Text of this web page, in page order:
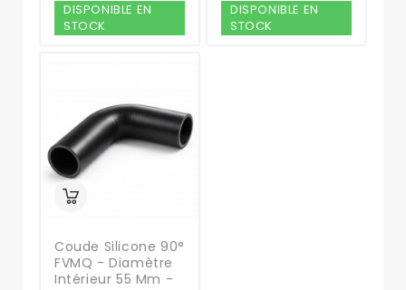
DISPONIBLE EN
STOCK
DISPONIBLE EN
STOCK
Coude Silicone 90°
FVMQ - Diamètre
Intérieur 55 Mm -